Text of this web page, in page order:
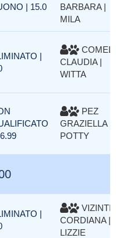
| 15.0
BARBARA |
MILA
|
CLAUDIA |
WITTA
PEZ
GRAZIELLA |
POTTY
|
CORDIANA |
LIZZIE